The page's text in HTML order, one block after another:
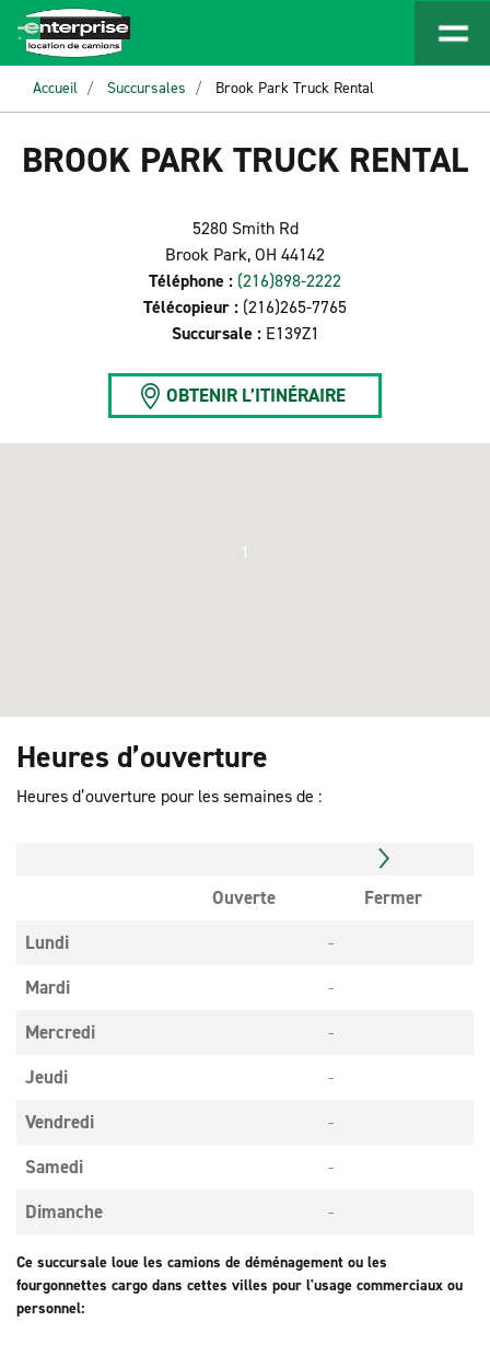
Accueil Succursales Brook Park Truck Rental
BROOK PARK TRUCK RENTAL
5280 Smith Rd
Brook Park, OH 44142
Téléphone : (216)898-2222
Télécopieur : (216)265-7765
Succursale : E139Z1
OBTENIR L’ITINÉRAIRE
1
Heures d’ouverture
Heures d’ouverture pour les semaines de :
Ouverte
Fermer
Lundi
-
Mardi
-
Mercredi
-
Jeudi
-
Vendredi
-
Samedi
-
Dimanche
-
Ce succursale loue les camions de déménagement ou les
fourgonnettes cargo dans cettes villes pour l'usage commerciaux ou
personnel: